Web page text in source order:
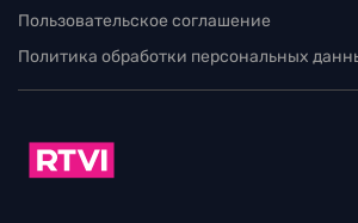
Пользовательское соглашение
Политика обработки персональных